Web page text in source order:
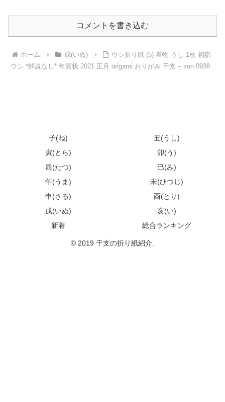
コメントを書き込む
ホーム 戌(いぬ)
ウシ折り紙 (5) 着物 うし 1枚 初詣
ウシ *解説なし* 年賀状 2021 正月 origami おりがみ 干支 – sun 0938
子(ね)
丑(うし)
寅(とら)
卯(う)
辰(たつ)
巳(み)
午(うま)
未(ひつじ)
申(さる)
酉(とり)
戌(いぬ)
亥(い)
新着
総合ランキング
© 2019 干支の折り紙紹介.